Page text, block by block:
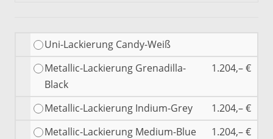
Uni-Lackierung Candy-Weiß
Metallic-Lackierung Grenadilla-
Black
1.204,– €
Metallic-Lackierung Indium-Grey
1.204,– €
Metallic-Lackierung Medium-Blue
1.204,– €